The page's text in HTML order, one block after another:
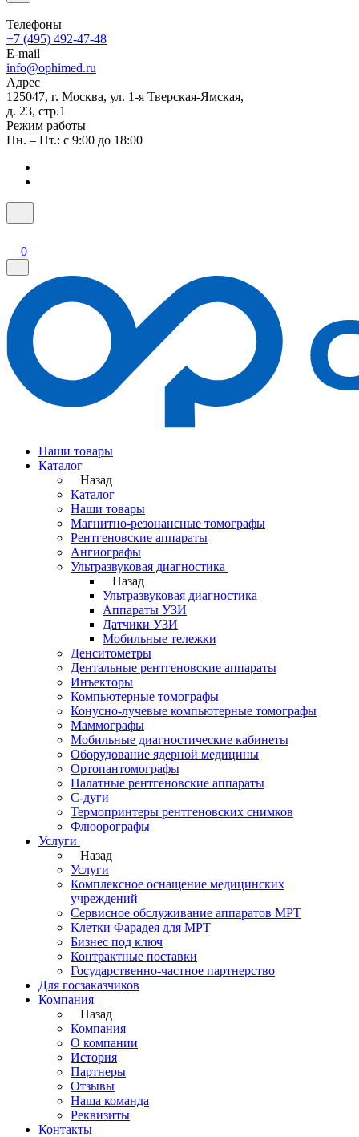
Телефоны
+7 (495) 492-47-48
E-mail
info@ophimed.ru
Адрес
125047, г. Москва, ул. 1-я Тверская-Ямская,
д. 23, стр.1
Режим работы
Пн. – Пт.: с 9:00 до 18:00
0
Наши товары
Каталог
Назад
Каталог
Наши товары
Магнитно-резонансные томографы
Рентгеновские аппараты
Ангиографы
Ультразвуковая диагностика
Назад
Ультразвуковая диагностика
Аппараты УЗИ
Датчики УЗИ
Мобильные тележки
Денситометры
Дентальные рентгеновские аппараты
Инъекторы
Компьютерные томографы
Конусно-лучевые компьютерные томографы
Маммографы
Мобильные диагностические кабинеты
Оборудование ядерной медицины
Ортопантомографы
Палатные рентгеновские аппараты
С-дуги
Термопринтеры рентгеновских снимков
Флюорографы
Услуги
Назад
Услуги
Комплексное оснащение медицинских
учреждений
Сервисное обслуживание аппаратов МРТ
Клетки Фарадея для МРТ
Бизнес под ключ
Контрактные поставки
Государственно-частное партнерство
Для госзаказчиков
Компания
Назад
Компания
О компании
История
Партнеры
Отзывы
Наша команда
Реквизиты
Контакты